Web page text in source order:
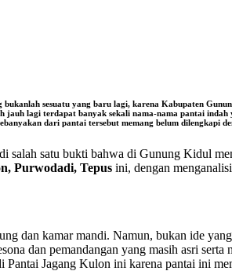
sesuatu yang baru lagi, karena Kabupaten
lagi terdapat banyak sekali nama-nama pantai
dari pantai tersebut memang belum dilengkapi
satu bukti bahwa di Gunung Kidul
Purwodadi, Tepus ini, dengan
dan kamar mandi. Namun, bukan ide
dan pemandangan yang masih asri serta
Jagang Kulon ini karena pantai ini